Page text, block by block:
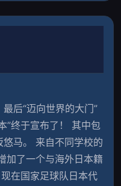
后“迈向世界的大门”
”终于宣布了！ 其中包
马。 来自不同学校的
加了一个与海外日本籍
在国家足球队日本代